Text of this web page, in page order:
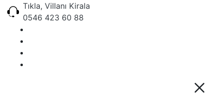
Tıkla, Villanı Kirala
0546 423 60 88